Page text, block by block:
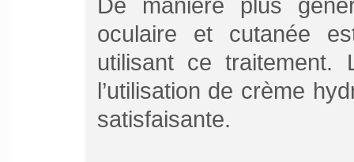
oculaire et cutanée
utilisant ce
l’utilisation de crème
satisfaisante.